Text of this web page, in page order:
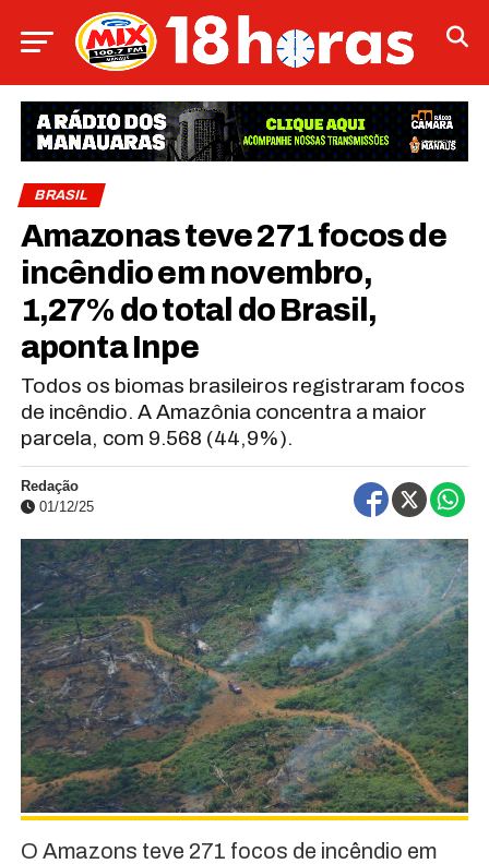
BRASIL
Amazonas teve 271 focos de
incêndio em novembro,
1,27% do total do Brasil,
aponta Inpe
Todos os biomas brasileiros registraram focos
de incêndio. A Amazônia concentra a maior
parcela, com 9.568 (44,9%).
Redação
01/12/25
O Amazons teve 271 focos de incêndio em